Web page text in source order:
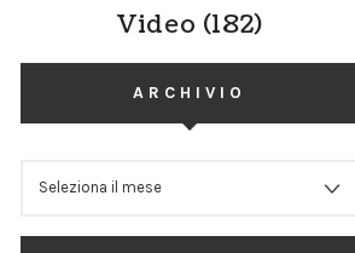
Video (182)
ARCHIVIO